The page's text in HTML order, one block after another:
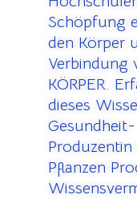
Schöpfung
den Körper
Verbindung
KÖRPER.
dieses
Pflanzen